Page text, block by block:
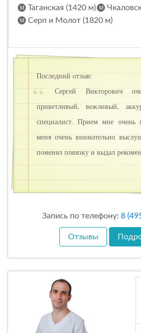
Таганская (1420 м)
Серп и Молот (1820 м)
Последний отзыв:
Сергей Викторович
приветливый, вежливый,
специалист. Прием мне очень
меня очень внимательно
поменял повязку и выдал
Запись по телефону: 8
Отзывы